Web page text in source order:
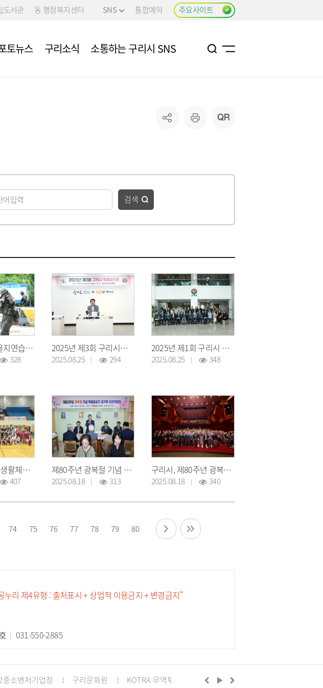
도서관 동 행정복지센터 SNS 통합예약 주요사이트
토뉴스 구리소식 소통하는 구리시 SNS
검색
구리시, 2025 을지연습 테러 대응 실제훈련
328
2025년 제3회 구리시축제협의회
2025.08.25 294
2025년 제1회 구리시 지속가능발전위원회
2025.08.25 348
제18회 시장기 생활체육 농구대회
407
제80주년 광복절 기념 독립유공자 유가족 오찬간담회
2025.08.18 313
구리시, 제80주년 광복절 경축 행사 개최
2025.08.18 340
74 75 76 77 78 79 80
누리 제4유형 : 출처표시 + 상업적 이용금지 + 변경금지"
031-550-2885
중소벤처기업청 구리문화원 KOTRA 무역투자24 구리시의회